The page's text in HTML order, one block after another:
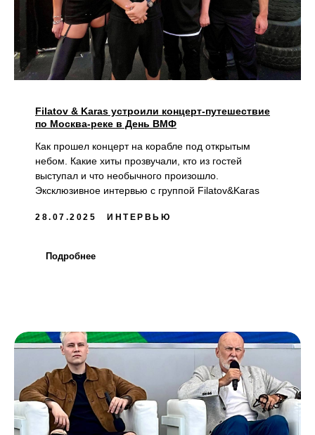
Filatov & Karas устроили концерт-путешествие
по Москва-реке в День ВМФ
Как прошел концерт на корабле под открытым
небом. Какие хиты прозвучали, кто из гостей
выступал и что необычного произошло.
Эксклюзивное интервью с группой Filatov&Karas
28.07.2025 ИНТЕРВЬЮ
Подробнее